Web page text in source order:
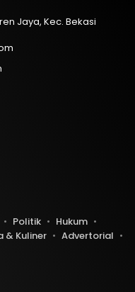
Jaya, Kec. Bekasi
Politik
Hukum
& Kuliner
Advertorial